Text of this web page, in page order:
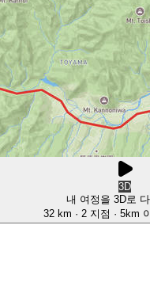
3D
내 여정을 3D로
32 km · 2 지점 · 5km